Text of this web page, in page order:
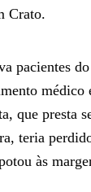
Crato.
pacientes
médico
que presta
teria
às